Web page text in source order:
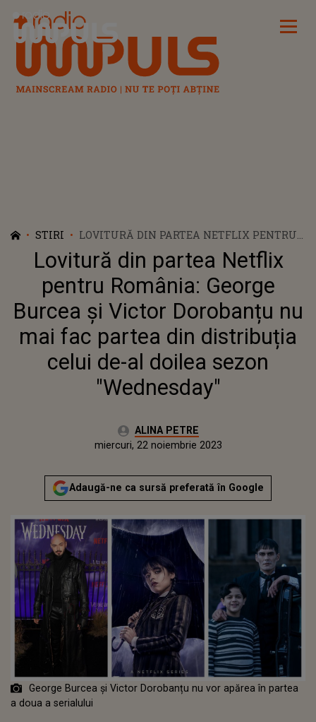
Radio Impuls
STIRI
LOVITURĂ DIN PARTEA NETFLIX PENTRU
ROMÂNIA: GEORGE BURCEA ȘI VICTOR
DOROBANȚU NU MAI FAC PARTEA DIN
DISTRIBUȚIA CELUI DE-AL DOILEA SEZON
"WEDNESDAY"
Lovitură din partea Netflix
pentru România: George
Burcea și Victor Dorobanțu nu
mai fac partea din distribuția
celui de-al doilea sezon
"Wednesday"
Autor:ALINA PETRE
miercuri, 22 noiembrie 2023
Actualizat:
miercuri, 22 noiembrie 2023
Adaugă-ne ca sursă preferată în Google
George Burcea și Victor Dorobanțu nu vor apărea în partea
a doua a serialului